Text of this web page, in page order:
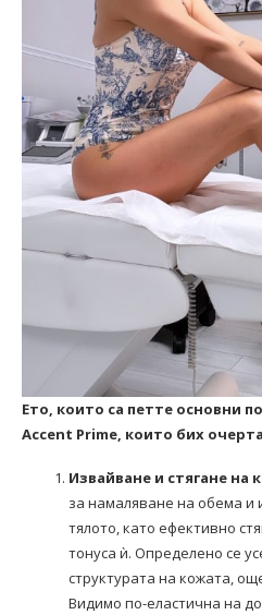
Ето, които са петте основни
Accent Prime, които бих
Извайване и стягане на
за намаляване на обема и
тялото, като ефективно
тонуса ѝ. Определено се
структурата на кожата,
Видимо по-еластична на